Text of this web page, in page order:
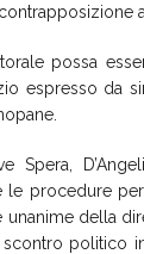
possa
espresso da
Spera,
procedure per
della
politico